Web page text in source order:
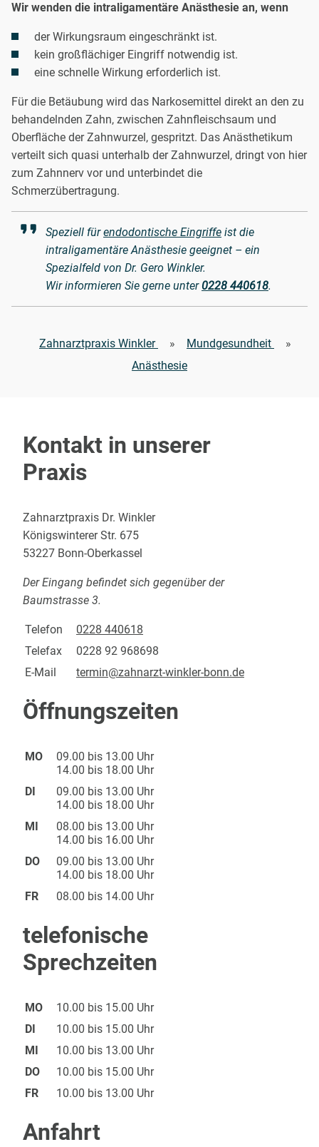
Wir wenden die intraligamentäre Anästhesie an, wenn
der Wirkungsraum eingeschränkt ist.
kein großflächiger Eingriff notwendig ist.
eine schnelle Wirkung erforderlich ist.
Für die Betäubung wird das Narkosemittel direkt an den zu
behandelnden Zahn, zwischen Zahnfleischsaum und
Oberfläche der Zahnwurzel, gespritzt. Das Anästhetikum
verteilt sich quasi unterhalb der Zahnwurzel, dringt von hier
zum Zahnnerv vor und unterbindet die
Schmerzübertragung.
Speziell fürendodontische Eingriffe ist die
intraligamentäre Anästhesie geeignet – ein
Spezialfeld von Dr. Gero Winkler.
Wir informieren Sie gerne unter0228 440618.
Zahnarztpraxis Winkler » Mundgesundheit
»
Anästhesie
Kontakt in unserer
Praxis
Zahnarztpraxis Dr. Winkler
Königswinterer Str. 675
53227 Bonn-Oberkassel
Der Eingang befindet sich gegenüber der
Baumstrasse 3.
Telefon
0228 440618
Telefax
0228 92 968698
E-Mail
termin@zahnarzt-winkler-bonn.de
Öffnungszeiten
MO
09.00 bis 13.00 Uhr
14.00 bis 18.00 Uhr
DI
09.00 bis 13.00 Uhr
14.00 bis 18.00 Uhr
MI
08.00 bis 13.00 Uhr
14.00 bis 16.00 Uhr
DO
09.00 bis 13.00 Uhr
14.00 bis 18.00 Uhr
FR
08.00 bis 14.00 Uhr
telefonische
Sprechzeiten
MO
10.00 bis 15.00 Uhr
DI
10.00 bis 15.00 Uhr
MI
10.00 bis 13.00 Uhr
DO
10.00 bis 15.00 Uhr
FR
10.00 bis 13.00 Uhr
Anfahrt